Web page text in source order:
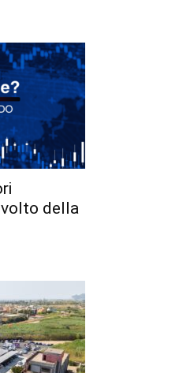
della